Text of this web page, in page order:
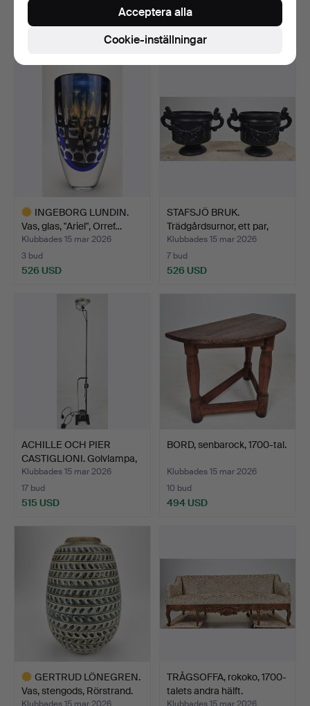
Klubbades 15 mar 2026
16 bud
Klubbades 15 mar 2026
526 USD
INGEBORG LUNDIN.
Vas, glas, "Ariel", Orref…
Klubbades 15 mar 2026
3 bud
526 USD
STAFSJÖ BRUK.
Trädgårdsurnor, ett par,
gju…
Klubbades 15 mar 2026
7 bud
526 USD
ACHILLE OCH PIER
CASTIGLIONI. Golvlampa,
u…
Klubbades 15 mar 2026
17 bud
515 USD
BORD, senbarock, 1700-tal.
Klubbades 15 mar 2026
10 bud
494 USD
GERTRUD LÖNEGREN.
Vas, stengods, Rörstrand.
Klubbades 15 mar 2026
TRÅGSOFFA, rokoko, 1700-
talets andra hälft.
Klubbades 15 mar 2026
Cookie-inställningar
Acceptera alla